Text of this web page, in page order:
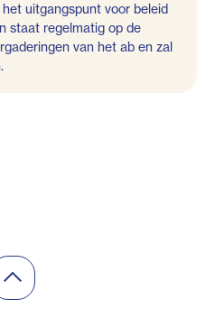
uitgangspunt voor beleid
staat regelmatig op de
van het ab en zal